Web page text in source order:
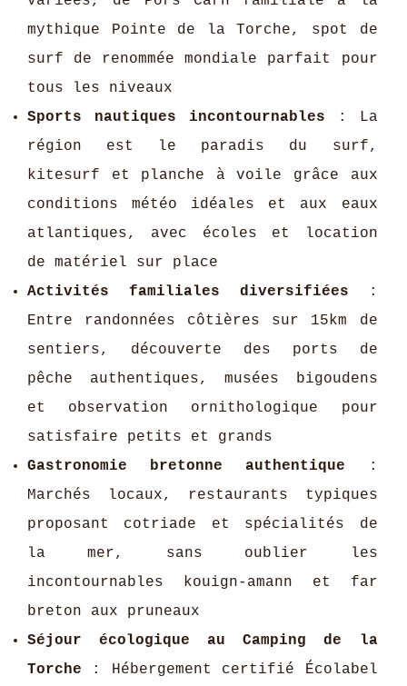
mythique Pointe de la Torche, spot de
surf de renommée mondiale parfait pour
tous les niveaux
Sports nautiques incontournables : La
région est le paradis du surf,
kitesurf et planche à voile grâce aux
conditions météo idéales et aux eaux
atlantiques, avec écoles et location
de matériel sur place
Activités familiales diversifiées :
Entre randonnées côtières sur 15km de
sentiers, découverte des ports de
pêche authentiques, musées bigoudens
et observation ornithologique pour
satisfaire petits et grands
Gastronomie bretonne authentique :
Marchés locaux, restaurants typiques
proposant cotriade et spécialités de
la mer, sans oublier les
incontournables kouign-amann et far
breton aux pruneaux
Séjour écologique au Camping de la
Torche : Hébergement certifié Écolabel